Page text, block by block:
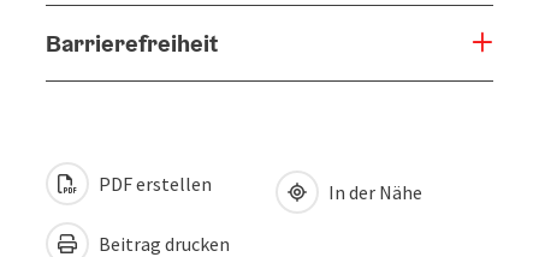
Barrierefreiheit
PDF erstellen
Beitrag drucken
In der Nähe